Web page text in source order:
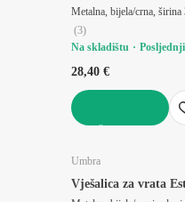
Metalna, bijela/crna,
(3)
Na skladištu
28,40 €
Umbra
Vješalica za vrata